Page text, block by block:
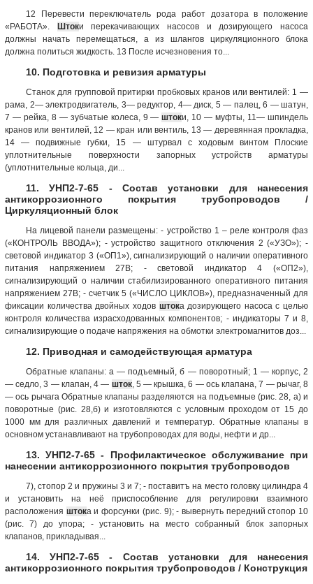
12 Перевести переключатель рода работ дозатора в положение
«РАБОТА». Штоки перекачивающих насосов и дозирующего насоса
должны начать перемещаться, а из шлангов циркуляционного блока
должна политься жидкость. 13 После исчезновения то...
10. Подготовка и ревизия арматуры
Станок для групповой притирки пробковых кранов или вентилей: 1 —
рама, 2— электродвигатель, 3— редуктор, 4— диск, 5 — палец, 6 — шатун,
7 — рейка, 8 — зубчатые колеса, 9 —штоки, 10 — муфты, 11— шпиндель
кранов или вентилей, 12 — кран или вентиль, 13 — деревянная прокладка,
14 — подвижные губки, 15 — штурвал с ходовым винтом Плоские
уплотнительные поверхности запорных устройств арматуры
(уплотнительные кольца, ди...
11. УНП2-7-65 - Состав установки для нанесения
антикоррозионного покрытия трубопроводов /
Циркуляционный блок
На лицевой панели размещены: - устройство 1 – реле контроля фаз
(«КОНТРОЛЬ ВВОДА»); - устройство защитного отключения 2 («УЗО»); -
световой индикатор 3 («ОП1»), сигнализирующий о наличии оперативного
питания напряжением 27В; - световой индикатор 4 («ОП2»),
сигнализирующий о наличии стабилизированного оперативного питания
напряжением 27В; - счетчик 5 («ЧИСЛО ЦИКЛОВ»), предназначенный для
фиксации количества двойных ходов штока дозирующего насоса с целью
контроля количества израсходованных компонентов; - индикаторы 7 и 8,
сигнализирующие о подаче напряжения на обмотки электромагнитов доз...
12. Приводная и самодействующая арматура
Обратные клапаны: а — подъемный, б — поворотный; 1 — корпус, 2
— седло, 3 — клапан, 4 — шток, 5 — крышка, 6 — ось клапана, 7 — рычаг, 8
— ось рычага Обратные клапаны разделяются на подъемные (рис. 28, а) и
поворотные (рис. 28,б) и изготовляются с условным проходом от 15 до
1000 мм для различных давлений и температур. Обратные клапаны в
основном устанавливают на трубопроводах для воды, нефти и др...
13. УНП2-7-65 - Профилактическое обслуживание при
нанесении антикоррозионного покрытия трубопроводов
7), стопор 2 и пружины 3 и 7; - поставитъ на место головку цилиндра 4
и установить на неё приспособление для регулировки взаимного
расположения штока и форсунки (рис. 9); - вывернуть передний стопор 10
(рис. 7) до упора; - установить на место собранный блок запорных
клапанов, прикладывая...
14. УНП2-7-65 - Состав установки для нанесения
антикоррозионного покрытия трубопроводов / Конструкция